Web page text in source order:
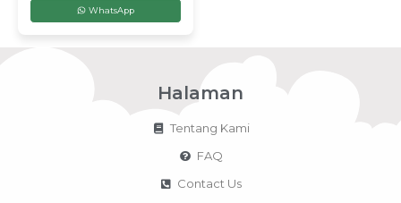
WhatsApp
Halaman
Tentang Kami
FAQ
Contact Us